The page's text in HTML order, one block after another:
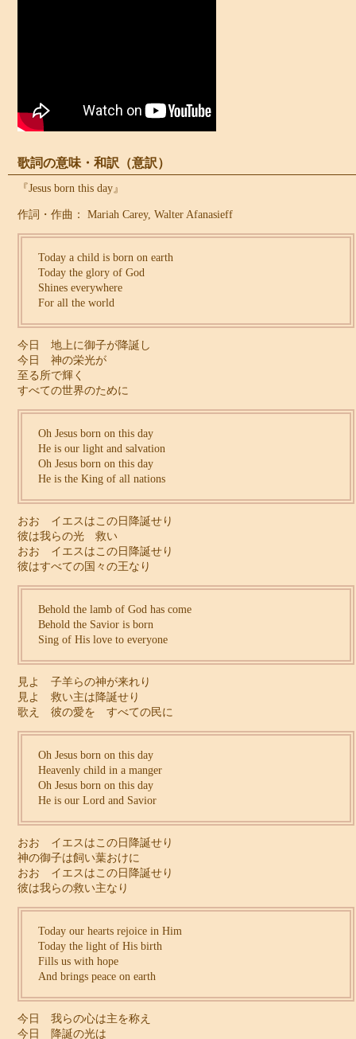
歌詞の意味・和訳（意訳）
『Jesus born this day』
作詞・作曲： Mariah Carey, Walter Afanasieff
Today a child is born on earth
Today the glory of God
Shines everywhere
For all the world
今日 地上に御子が降誕し
今日 神の栄光が
至る所で輝く
すべての世界のために
Oh Jesus born on this day
He is our light and salvation
Oh Jesus born on this day
He is the King of all nations
おお イエスはこの日降誕せり
彼は我らの光 救い
おお イエスはこの日降誕せり
彼はすべての国々の王なり
Behold the lamb of God has come
Behold the Savior is born
Sing of His love to everyone
見よ 子羊らの神が来れり
見よ 救い主は降誕せり
歌え 彼の愛を すべての民に
Oh Jesus born on this day
Heavenly child in a manger
Oh Jesus born on this day
He is our Lord and Savior
おお イエスはこの日降誕せり
神の御子は飼い葉おけに
おお イエスはこの日降誕せり
彼は我らの救い主なり
Today our hearts rejoice in Him
Today the light of His birth
Fills us with hope
And brings peace on earth
今日 我らの心は主を称え
今日 降誕の光は